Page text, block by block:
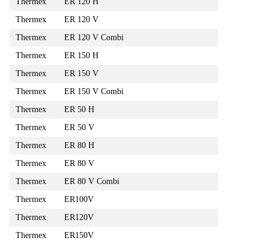
Thermex
ER 120 V
Thermex
ER 120 V Combi
Thermex
ER 150 H
Thermex
ER 150 V
Thermex
ER 150 V Combi
Thermex
ER 50 H
Thermex
ER 50 V
Thermex
ER 80 H
Thermex
ER 80 V
Thermex
ER 80 V Combi
Thermex
ER100V
Thermex
ER120V
Thermex
ER150V